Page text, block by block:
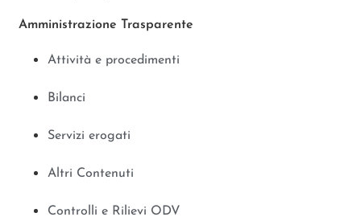
Amministrazione Trasparente
Attività e procedimenti
Bilanci
Servizi erogati
Altri Contenuti
Controlli e Rilievi ODV